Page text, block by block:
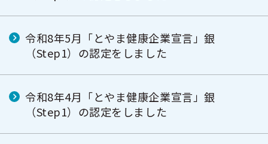
令和8年5月「とやま健康企業宣言」銀
（Step1）の認定をしました
令和8年4月「とやま健康企業宣言」銀
（Step1）の認定をしました